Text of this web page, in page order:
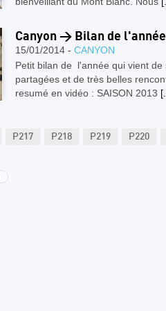
Canyon > Bilan de
15/01/2014 - CANYON
Petit bilan de l'année qui vient
partagées et de très belles
resumé en vidéo : SAISON 2013
P217 P218 P219 P220